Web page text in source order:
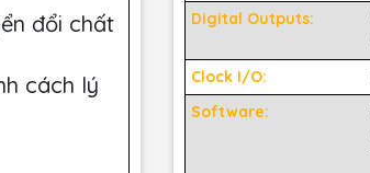
đổi chất
cách lý
Digital Outputs:
Clock I/O:
Software: